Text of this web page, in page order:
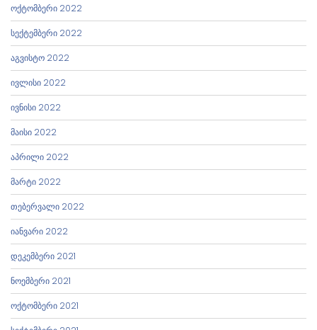
ოქტომბერი 2022
სექტემბერი 2022
აგვისტო 2022
ივლისი 2022
ივნისი 2022
მაისი 2022
აპრილი 2022
მარტი 2022
თებერვალი 2022
იანვარი 2022
დეკემბერი 2021
ნოემბერი 2021
ოქტომბერი 2021